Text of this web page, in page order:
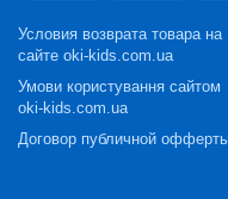
Условия возврата товара на
сайте oki-kids.com.ua
Умови користування сайтом
oki-kids.com.ua
Договор публичной